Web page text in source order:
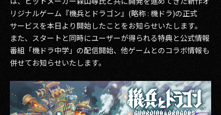
出版メディア
美少女図鑑
イベント
タテドラ
その他事業
CONTACT
PRIVACY POLICY
リジナルゲーム『機兵とドラゴン』(略称 : 機ドラ)の正式
サービスを本日より開始したことをお知らせいたします。
また、スタートと同時にユーザーが得られる特典と公式情報
番組「機ドラ中学」の配信開始、他ゲームとのコラボ情報も
併せてお知らせいたします。